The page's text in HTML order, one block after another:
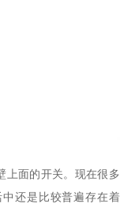
上面的开关。现在很多
还是比较普遍存在着